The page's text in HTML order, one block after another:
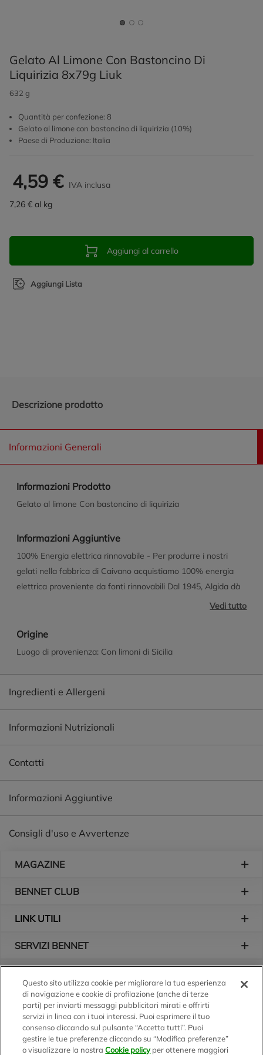
Gelato Al Limone Con Bastoncino Di
Liquirizia 8x79g Liuk
632 g
Quantità per confezione: 8
Gelato al limone con bastoncino di liquirizia (10%)
Paese di Produzione: Italia
4,59 € IVA inclusa
7,26 € al kg
Aggiungi al carrello
Aggiungi Lista
Descrizione prodotto
Informazioni Generali
Informazioni Prodotto
Gelato al limone Con bastoncino di liquirizia
Informazioni Aggiuntive
100% Energia elettrica rinnovabile - Per produrre i nostri
gelati nella fabbrica di Caivano acquistiamo 100% energia
elettrica proveniente da fonti rinnovabili Dal 1945, Algida dà
più emozione alla vita degli italiani! Il primo gelato venuto alla
allora, il marchio Algida è diventato sinonimo di qualità ed
innovazione condividendo, di generazione in generazione,
storia vissuta insieme a te!
Vedi tutto
Origine
Luogo di provenienza: Con limoni di Sicilia
Ingredienti e Allergeni
Informazioni Nutrizionali
Contatti
Informazioni Aggiuntive
Consigli d'uso e Avvertenze
MAGAZINE
BENNET CLUB
LINK UTILI
SERVIZI BENNET
Logo Bennet
Seguici sui nostri canali
Questo sito utilizza cookie per migliorare la tua esperienza
di navigazione e cookie di profilazione (anche di terze
parti) per inviarti messaggi pubblicitari mirati e offrirti
servizi in linea con i tuoi interessi. Puoi esprimere il tuo
consenso cliccando sul pulsante “Accetta tutti”. Puoi
gestire le tue preferenze cliccando su “Modifica preferenze”
o visualizzare la nostraCookie policyper ottenere maggiori